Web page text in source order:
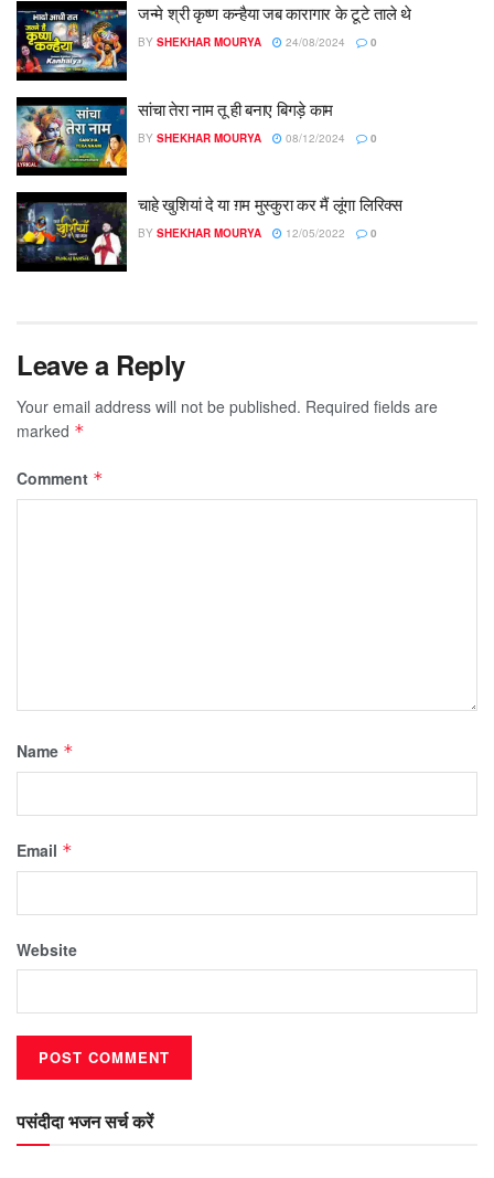
जन्मे श्री कृष्ण कन्हैया जब कारागार के टूटे ताले थे
BY SHEKHAR MOURYA 24/08/2024 0
सांचा तेरा नाम तू ही बनाए बिगड़े काम
BY SHEKHAR MOURYA 08/12/2024 0
चाहे खुशियां दे या ग़म मुस्कुरा कर मैं लूंगा लिरिक्स
BY SHEKHAR MOURYA 12/05/2022 0
Leave a Reply
Your email address will not be published. Required fields are
marked *
Comment *
Name *
Email *
Website
पसंदीदा भजन सर्च करें